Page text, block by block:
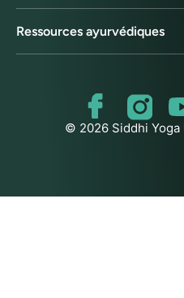
Ressources ayurvédiques
© 2026 Siddhi Yoga